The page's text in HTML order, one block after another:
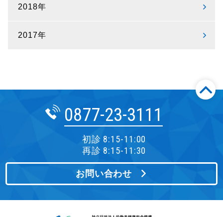
2018年
2017年
0877-23-3111
初診 8:15-11:00
再診 8:15-11:30
お問い合わせ